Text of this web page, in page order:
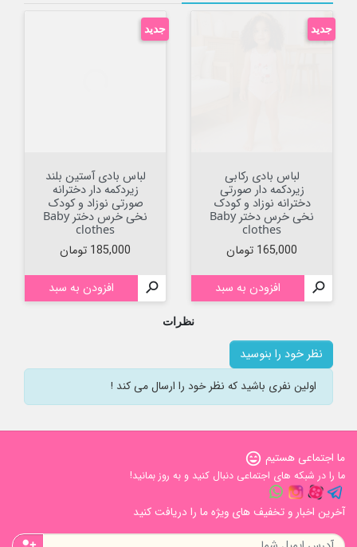
لباس بادی رکابی
زیردکمه دار صورتی
دخترانه نوزاد و کودک
نخی خرس دختر Baby
clothes
قیمت
165,000 تومان
 افزودن به سبد
جدید
لباس بادی آستین بلند
زیردکمه دار دخترانه
صورتی نوزاد و کودک
نخی خرس دختر Baby
clothes
قیمت
185,000 تومان
 افزودن به سبد
جدید
نظرات
نظر خود را بنوسید
اولین نفری باشید که نظر خود را ارسال می کند !
ما اجتماعی هستیم sentiment_very_satisfied
ما را در شبکه های اجتماعی دنبال کنید و به روز بمانید!
آخرین اخبار و تخفیف های ویژه ما را دریافت کنید